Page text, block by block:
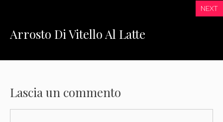
NEXT
Arrosto Di Vitello Al Latte
Lascia un commento